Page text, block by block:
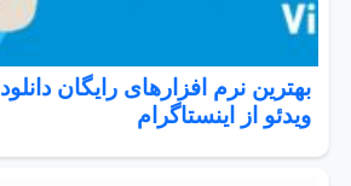
بهترین نرم افزارهای رایگان دانلود
ویدئو از اینستاگرام